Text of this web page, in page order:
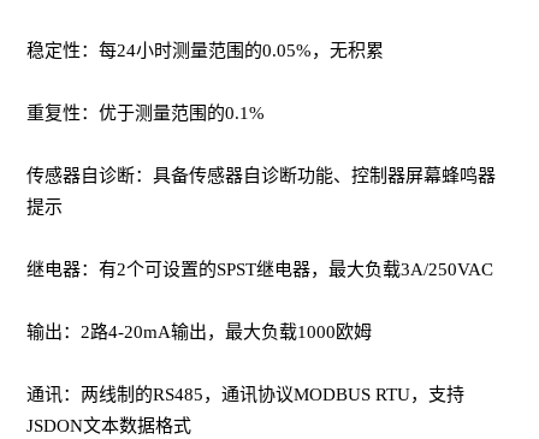
稳定性：每24小时测量范围的0.05%，无积累
重复性：优于测量范围的0.1%
传感器自诊断：具备传感器自诊断功能、控制器屏幕蜂鸣器
提示
继电器：有2个可设置的SPST继电器，最大负载3A/250VAC
输出：2路4-20mA输出，最大负载1000欧姆
通讯：两线制的RS485，通讯协议MODBUS RTU，支持
JSDON文本数据格式